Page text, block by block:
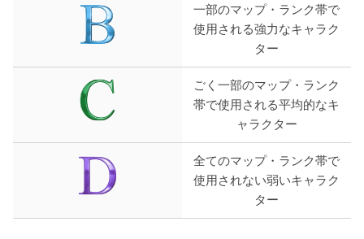
一部のマップ・ランク帯で
使用される強力なキャラク
ター
ごく一部のマップ・ランク
帯で使用される平均的なキ
ャラクター
全てのマップ・ランク帯で
使用されない弱いキャラク
ター